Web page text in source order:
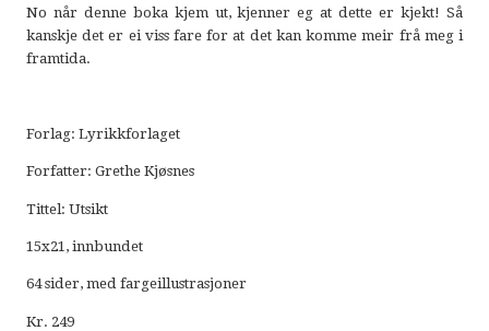
No når denne boka kjem ut, kjenner eg at dette er kjekt! Så
kanskje det er ei viss fare for at det kan komme meir frå meg i
framtida.
Forlag: Lyrikkforlaget
Forfatter: Grethe Kjøsnes
Tittel: Utsikt
15x21, innbundet
64 sider, med fargeillustrasjoner
Kr. 249